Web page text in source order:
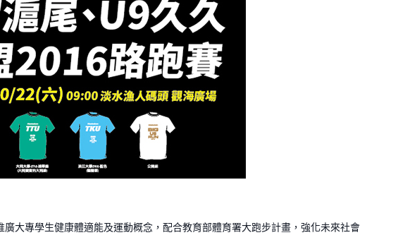
大專學生健康體適能及運動概念，配合教育部體育署大跑步計畫，強化未來社會